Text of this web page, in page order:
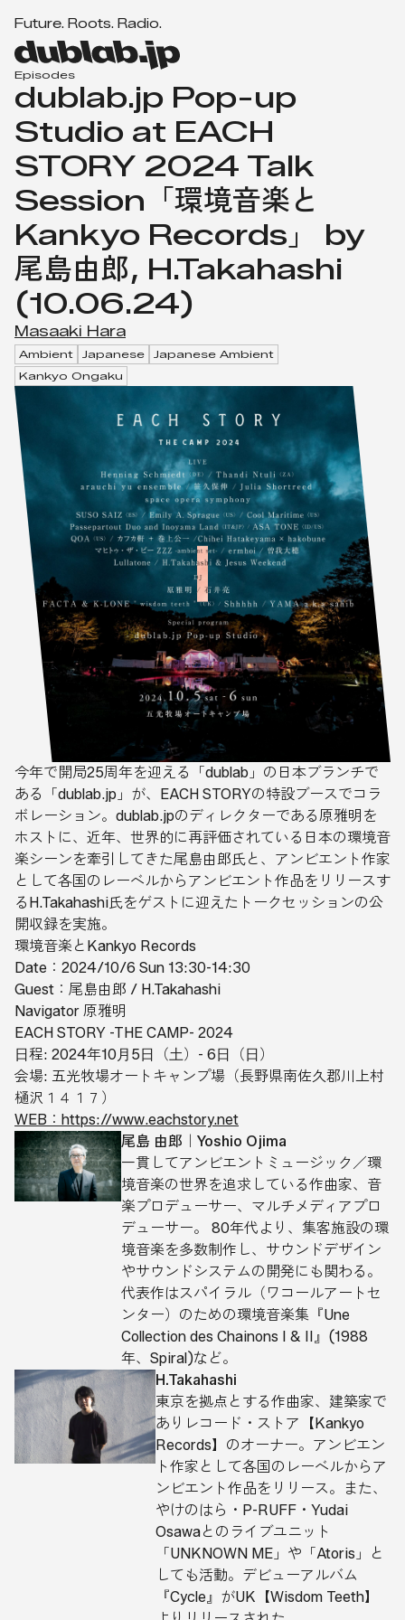
Future. Roots. Radio.
d
b
a
b.
j
p
Episodes
dublab.jp Pop-up
Studio at EACH
STORY 2024 Talk
Session「環境音楽と
Kankyo Records」 by
尾島由郎, H.Takahashi
(10.06.24)
Masaaki Hara
Ambient Japanese
Japanese Ambient
Kankyo Ongaku
今年で開局25周年を迎える「dublab」の日本ブランチで
ある「dublab.jp」が、EACH STORYの特設ブースでコラ
ボレーション。dublab.jpのディレクターである原雅明を
ホストに、近年、世界的に再評価されている日本の環境音
楽シーンを牽引してきた尾島由郎氏と、アンビエント作家
として各国のレーベルからアンビエント作品をリリースす
るH.Takahashi氏をゲストに迎えたトークセッションの公
開収録を実施。
環境音楽とKankyo Records
Date：2024/10/6 Sun 13:30-14:30
Guest：尾島由郎 / H.Takahashi
Navigator 原雅明
EACH STORY -THE CAMP- 2024
⽇程: 2024年10⽉5⽇（⼟）- 6⽇（⽇）
会場: 五光牧場オートキャンプ場（長野県南佐久郡川上村
樋沢１４１７）
WEB：https://www.eachstory.net
尾島 由郎｜Yoshio Ojima
一貫してアンビエントミュージック／環
境音楽の世界を追求している作曲家、音
楽プロデューサー、マルチメディアプロ
デューサー。 80年代より、集客施設の環
境音楽を多数制作し、サウンドデザイン
やサウンドシステムの開発にも関わる。
代表作はスパイラル（ワコールアートセ
ンター）のための環境音楽集『Une
Collection des Chainons I & II』(1988
年、Spiral)など。
H.Takahashi
東京を拠点とする作曲家、建築家で
ありレコード・ストア【Kankyo
Records】のオーナー。アンビエン
ト作家として各国のレーベルからア
ンビエント作品をリリース。また、
やけのはら・P-RUFF・Yudai
Osawaとのライブユニット
「UNKNOWN ME」や「Atoris」と
しても活動。デビューアルバム
『Cycle』がUK【Wisdom Teeth】